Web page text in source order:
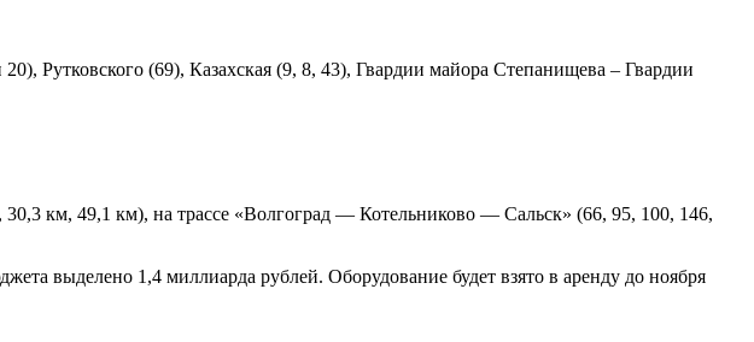
Рутковского (69), Казахская (9, 8, 43), Гвардии майора Степанищева – Гвардии
км, 49,1 км), на трассе «Волгоград — Котельниково — Сальск» (66, 95, 100, 146,
выделено 1,4 миллиарда рублей. Оборудование будет взято в аренду до ноября